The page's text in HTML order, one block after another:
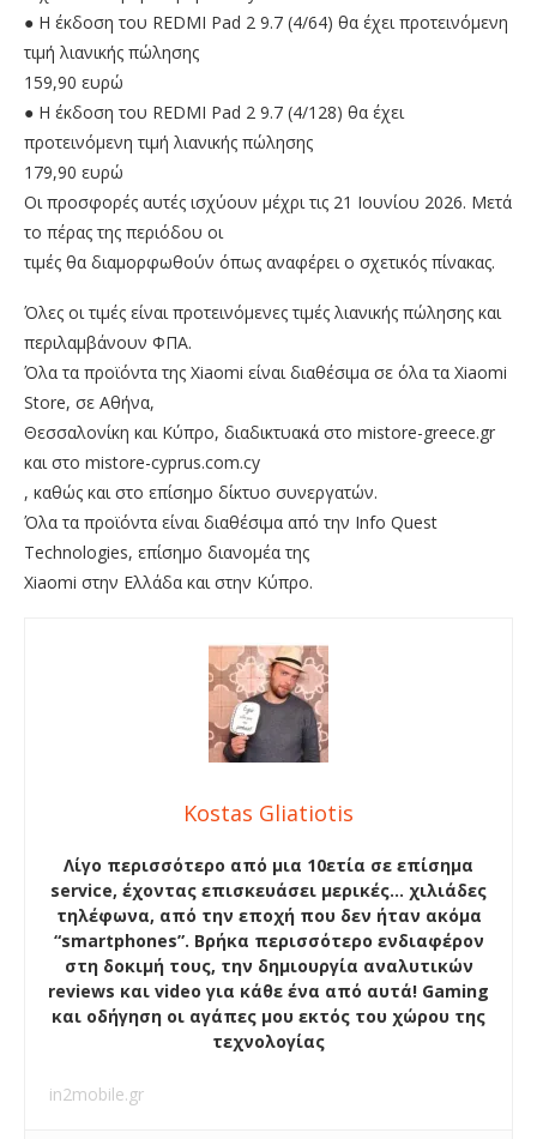
● Η έκδοση του REDMI Pad 2 9.7 (4/64) θα έχει προτεινόμενη
τιμή λιανικής πώλησης
159,90 ευρώ
● Η έκδοση του REDMI Pad 2 9.7 (4/128) θα έχει
προτεινόμενη τιμή λιανικής πώλησης
179,90 ευρώ
Οι προσφορές αυτές ισχύουν μέχρι τις 21 Ιουνίου 2026. Μετά
το πέρας της περιόδου οι
τιμές θα διαμορφωθούν όπως αναφέρει ο σχετικός πίνακας.
Όλες οι τιμές είναι προτεινόμενες τιμές λιανικής πώλησης και
περιλαμβάνουν ΦΠΑ.
Όλα τα προϊόντα της Xiaomi είναι διαθέσιμα σε όλα τα Xiaomi
Store, σε Αθήνα,
Θεσσαλονίκη και Κύπρο, διαδικτυακά στο mistore-greece.gr
και στο mistore-cyprus.com.cy
, καθώς και στο επίσημο δίκτυο συνεργατών.
Όλα τα προϊόντα είναι διαθέσιμα από την Info Quest
Technologies, επίσημο διανομέα της
Xiaomi στην Ελλάδα και στην Κύπρο.
Kostas Gliatiotis
Λίγο περισσότερο από μια 10ετία σε επίσημα
service, έχοντας επισκευάσει μερικές… χιλιάδες
τηλέφωνα, από την εποχή που δεν ήταν ακόμα
“smartphones”. Βρήκα περισσότερο ενδιαφέρον
στη δοκιμή τους, την δημιουργία αναλυτικών
reviews και video για κάθε ένα από αυτά! Gaming
και οδήγηση οι αγάπες μου εκτός του χώρου της
τεχνολογίας
in2mobile.gr